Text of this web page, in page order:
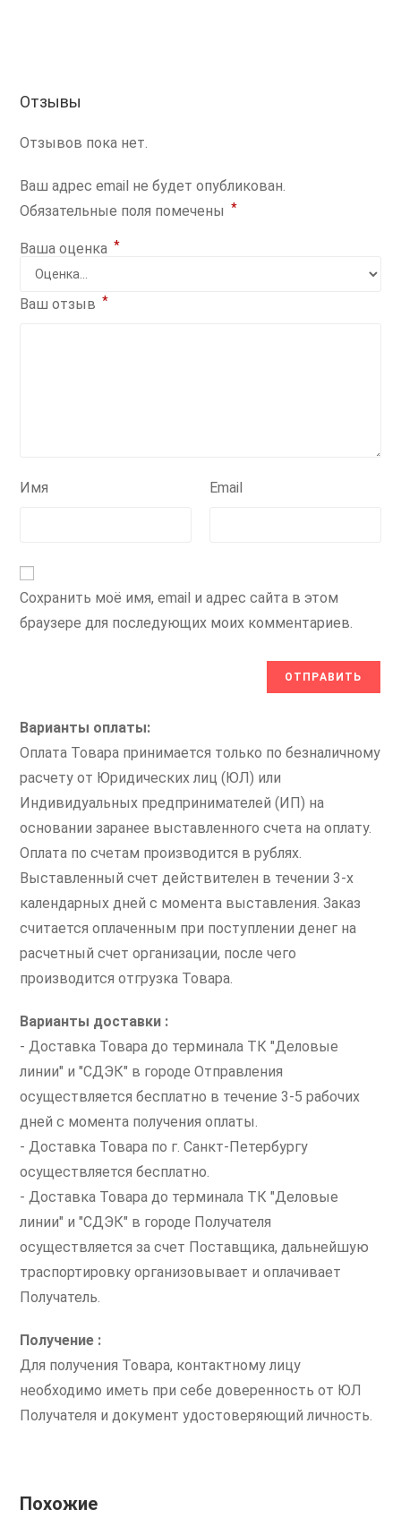
Отзывы
Отзывов пока нет.
Ваш адрес email не будет опубликован.
Обязательные поля помечены *
Ваша оценка *
Ваш отзыв *
Имя Email
Сохранить моё имя, email и адрес сайта в этом
браузере для последующих моих комментариев.
Варианты оплаты:
Оплата Товара принимается только по безналичному
расчету от Юридических лиц (ЮЛ) или
Индивидуальных предпринимателей (ИП) на
основании заранее выставленного счета на оплату.
Оплата по счетам производится в рублях.
Выставленный счет действителен в течении 3-х
календарных дней с момента выставления. Заказ
считается оплаченным при поступлении денег на
расчетный счет организации, после чего
производится отгрузка Товара.
Варианты доставки :
- Доставка Товара до терминала ТК "Деловые
линии" и "СДЭК" в городе Отправления
осуществляется бесплатно в течение 3-5 рабочих
дней с момента получения оплаты.
- Доставка Товара по г. Санкт-Петербургу
осуществляется бесплатно.
- Доставка Товара до терминала ТК "Деловые
линии" и "СДЭК" в городе Получателя
осуществляется за счет Поставщика, дальнейшую
траспортировку организовывает и оплачивает
Получатель.
Получение :
Для получения Товара, контактному лицу
необходимо иметь при себе доверенность от ЮЛ
Получателя и документ удостоверяющий личность.
Похожие